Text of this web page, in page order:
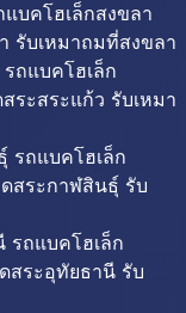
บคโฮเล็กสงขลา
รับเหมาถมที่สงขลา
ถแบคโฮเล็ก
ระสระแก้ว รับเหมา
รถแบคโฮเล็ก
สระกาฬสินธุ์ รับ
รถแบคโฮเล็ก
สระอุทัยธานี รับ